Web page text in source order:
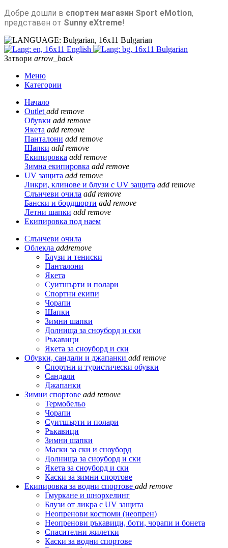
Добре дошли в спортен магазин Sport eMotion,
представен от Sunny eXtreme!
Bulgarian
English
Bulgarian
Затвори arrow_back
Меню
Категории
Начало
Outlet add remove
Обувки add remove
Якета add remove
Панталони add remove
Шапки add remove
Екипировка add remove
Зимна екипировка add remove
UV защита add remove
Ликри, клинове и блузи с UV защита add remove
Слънчеви очила add remove
Бански и бордшорти add remove
Летни шапки add remove
Екипировка под наем
Слънчеви очила
Облекла addremove
Блузи и тениски
Панталони
Якета
Суитшърти и полари
Спортни екипи
Чорапи
Шапки
Зимни шапки
Долнища за сноуборд и ски
Ръкавици
Якета за сноуборд и ски
Обувки, сандали и джапанки add remove
Спортни и туристически обувки
Сандали
Джапанки
Зимни спортове add remove
Термобельо
Чорапи
Суитшърти и полари
Ръкавици
Зимни шапки
Маски за ски и сноуборд
Долнища за сноуборд и ски
Якета за сноуборд и ски
Каски за зимни спортове
Екипировка за водни спортове add remove
Гмуркане и шнорхелинг
Блузи от ликра с UV защита
Неопренови костюми (неопрен)
Неопренови ръкавици, боти, чорапи и бонета
Спасителни жилетки
Каски за водни спортове